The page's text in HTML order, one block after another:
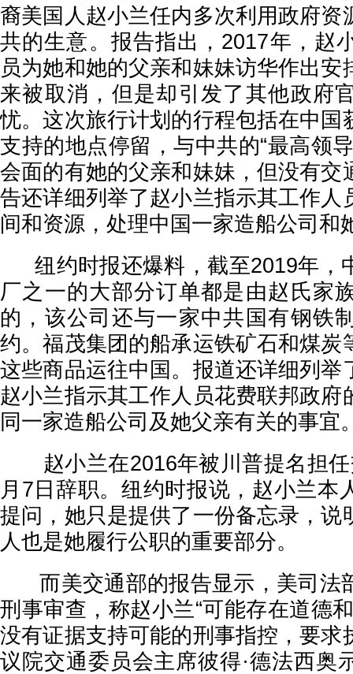
裔美国人赵小兰任内多次利用政府资
共的生意。报告指出，2017年，赵
员为她和她的父亲和妹妹访华作出安
来被取消，但是却引发了其他政府
忧。这次旅行计划的行程包括在中国
支持的地点停留，与中共的“最高领
会面的有她的父亲和妹妹，但没有交
告还详细列举了赵小兰指示其工作人
间和资源，处理中国一家造船公司和
纽约时报还爆料，截至2019年，
厂之一的大部分订单都是由赵氏家
的，该公司还与一家中共国有钢铁
约。福茂集团的船承运铁矿石和煤炭
这些商品运往中国。报道还详细列举
赵小兰指示其工作人员花费联邦政府
同一家造船公司及她父亲有关的事宜
赵小兰在2016年被川普提名担任
月7日辞职。纽约时报说，赵小兰本
提问，她只是提供了一份备忘录，说
人也是她履行公职的重要部分。
而美交通部的报告显示，美司法
刑事审查，称赵小兰“可能存在道德
没有证据支持可能的刑事指控，要求
议院交通委员会主席彼得·德法西奥